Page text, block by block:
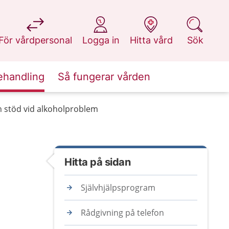
vårdpersonal
på 1177.se
Logga in
på 1177.se
Hitta vård
på 1177.se
Sök
på 1177.se
Så fungerar vården
stöd vid alkoholproblem
Hitta på sidan
Självhjälpsprogram
Rådgivning på telefon